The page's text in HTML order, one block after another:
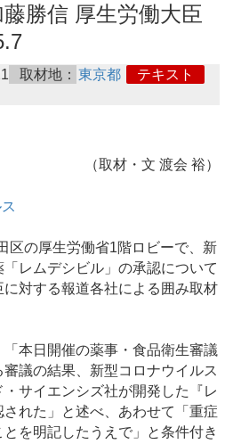
勝信 厚生労働大臣
取材地： 東京都
テキスト
（取材・文 渡会 裕）
の厚生労働省1階ロビーで、新
レムデシビル」の承認について
対する報道各社による囲み取材
本日開催の薬事・食品衛生審議
議の結果、新型コロナウイルス
サイエンシズ社が開発した『レ
れた」と述べ、あわせて「重症
を明記したうえで」と条件付き